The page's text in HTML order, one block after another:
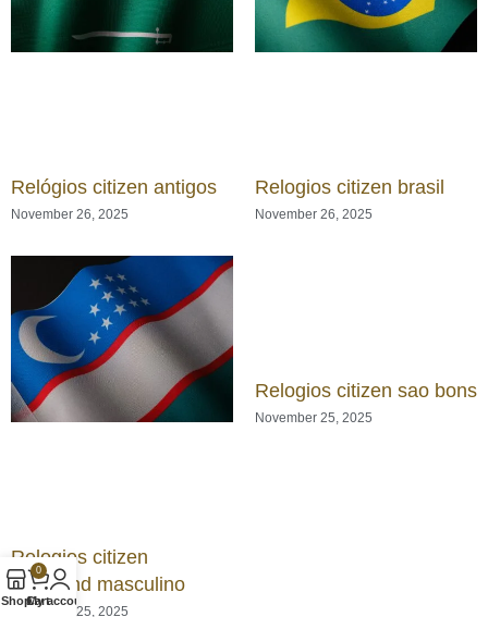
Relógios citizen antigos
November 26, 2025
Relogios citizen brasil
November 26, 2025
Relogios citizen
aqualand masculino
November 25, 2025
Relogios citizen sao bons
November 25, 2025
Shop
0
Cart
My account